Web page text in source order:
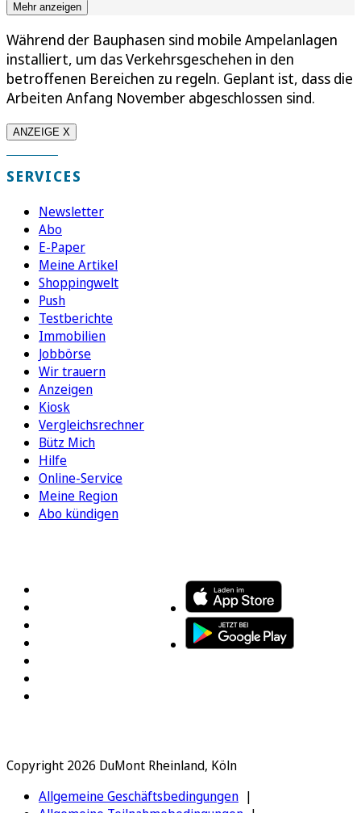
Mehr anzeigen
Während der Bauphasen sind mobile Ampelanlagen
installiert, um das Verkehrsgeschehen in den
betroffenen Bereichen zu regeln. Geplant ist, dass die
Arbeiten Anfang November abgeschlossen sind.
ANZEIGE X
SERVICES
Newsletter
Abo
E-Paper
Meine Artikel
Shoppingwelt
Push
Testberichte
Immobilien
Jobbörse
Wir trauern
Anzeigen
Kiosk
Vergleichsrechner
Bütz Mich
Hilfe
Online-Service
Meine Region
Abo kündigen
Copyright 2026 DuMont Rheinland, Köln
Allgemeine Geschäftsbedingungen